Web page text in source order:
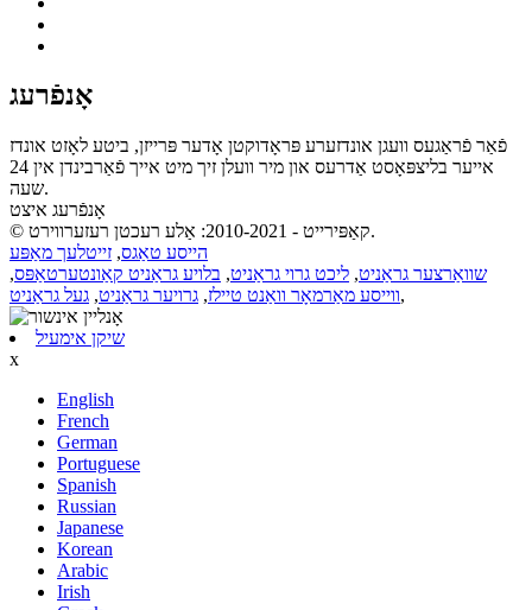
אָנפֿרעג
פֿאַר פֿראַגעס וועגן אונדזערע פּראָדוקטן אָדער פּרייזן, ביטע לאָזט אונדז
אייער בליצפּאָסט אַדרעס און מיר וועלן זיך מיט אייך פֿאַרבינדן אין 24
שעה.
אָנפֿרעג איצט
© קאַפּירייט - 2010-2021: אַלע רעכטן רעזערווירט.
הייסע טאַגס, זייטלעך מאַפּע
שוואַרצער גראַניט, ליכט גרוי גראַניט, בלויע גראַניט קאַונטערטאַפּס,
ווייסע מאַרמאָר וואַנט טיילז, גרויער גראַניט, געל גראַניט ,
שיקן אימעיל
x
English
French
German
Portuguese
Spanish
Russian
Japanese
Korean
Arabic
Irish